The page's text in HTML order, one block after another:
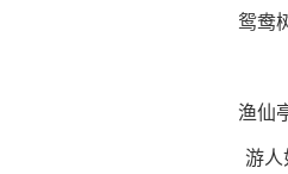
鸳
渔
游人